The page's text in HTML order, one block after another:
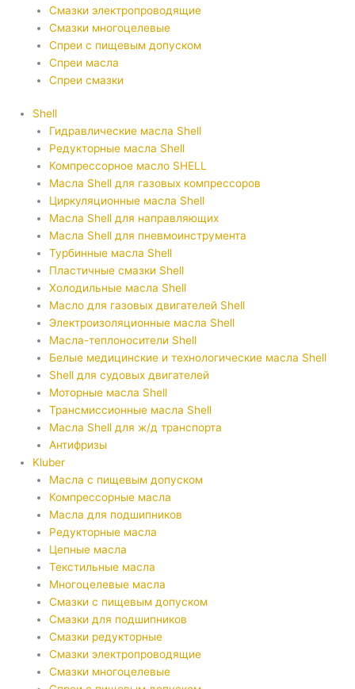
Смазки электропроводящие
Смазки многоцелевые
Спреи с пищевым допуском
Спреи масла
Спреи смазки
Shell
Гидравлические масла Shell
Редукторные масла Shell
Компрессорное масло SHELL
Масла Shell для газовых компрессоров
Циркуляционные масла Shell
Масла Shell для направляющих
Масла Shell для пневмоинструмента
Турбинные масла Shell
Пластичные смазки Shell
Холодильные масла Shell
Масло для газовых двигателей Shell
Электроизоляционные масла Shell
Масла-теплоносители Shell
Белые медицинские и технологические масла Shell
Shell для судовых двигателей
Моторные масла Shell
Трансмиссионные масла Shell
Масла Shell для ж/д транспорта
Антифризы
Kluber
Масла с пищевым допуском
Компрессорные масла
Масла для подшипников
Редукторные масла
Цепные масла
Текстильные масла
Многоцелевые масла
Смазки с пищевым допуском
Смазки для подшипников
Смазки редукторные
Смазки электропроводящие
Смазки многоцелевые